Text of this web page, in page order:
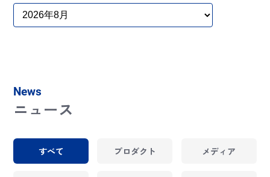
News
ニュース
すべて プロダクト メディア